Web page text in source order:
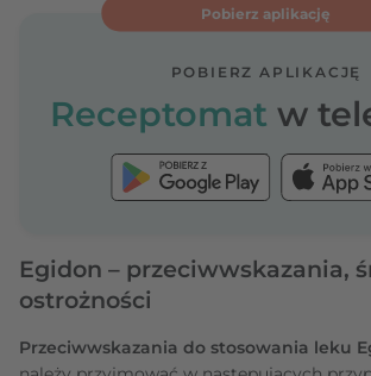
Pobierz aplikację
POBIERZ APLIKACJĘ
Receptomat w
Egidon – przeciwwskazania,
ostrożności
Przeciwwskazania do stosowania leku